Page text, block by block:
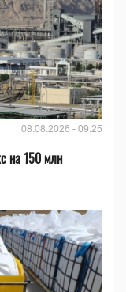
08.08.2026 - 09:25
на 150 млн